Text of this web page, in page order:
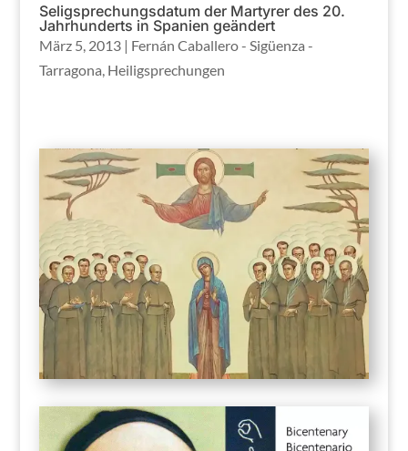
Seligsprechungsdatum der Martyrer des 20.
Jahrhunderts in Spanien geändert
März 5, 2013| Fernán Caballero - Sigüenza -
Tarragona Heiligsprechungen